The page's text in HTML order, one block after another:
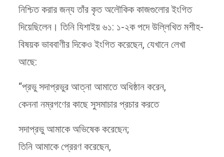
নিশ্চিত করার জন্য তাঁর কৃত অলৌকিক কাজগুলোর ইংগিত
দিয়েছিলেন। তিনি যিশাইয় ৬১: ১-২ক পদে উল্লিখিত মশীহ-
বিষয়ক ভাববাণীর দিকেও ইংগিত করেছেন, যেখানে লেখা
আছে:
“প্রভু সদাপ্রভুর আত্না আমাতে অধিষ্ঠান করেন,
কেননা নম্রগণের কাছে সুসমাচার প্রচার করতে
সদাপ্রভু আমাকে অভিষেক করেছেন;
তিনি আমাকে প্রেরণ করেছেন,